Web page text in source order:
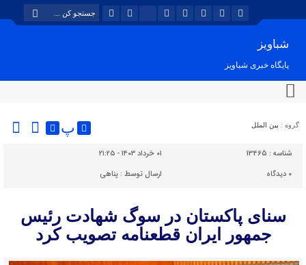
شباویز
پایگاه خبری شباویز
گروه : بین الملل پ
شناسه : 13465
۰۱ خرداد ۱۴۰۳ - ۲۱:۲۵
۰ دیدگاه ارسال توسط :پناهی
سنای پاکستان در سوگ شهادت رئیس
جمهور ایران قطعنامه تصویب کرد